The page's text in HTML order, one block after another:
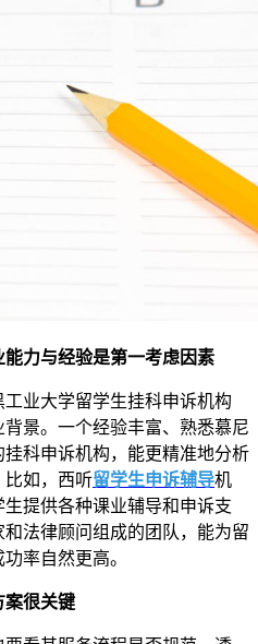
力与经验是第一考虑因素
业大学留学生挂科申诉机构
景。一个经验丰富、熟悉慕尼
科申诉机构，能更精准地分析
比如，西听留学生申诉辅导机
提供各种课业辅导和申诉支
法律顾问组成的团队，能为留
率自然更高。
案很关键